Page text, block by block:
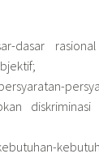
lamaran
yang tersedia;
dasar
latihan baik
atau